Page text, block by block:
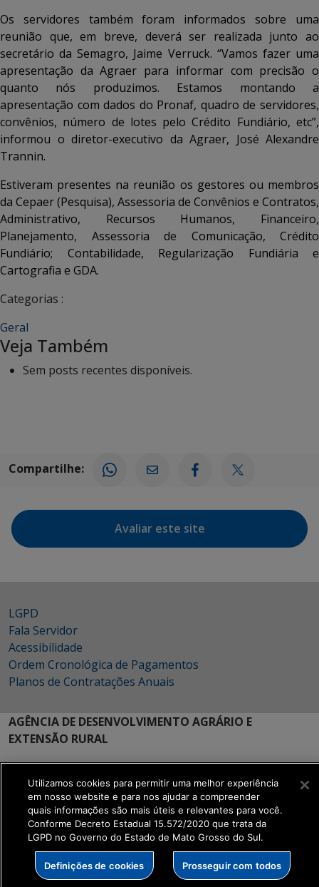
Os servidores também foram informados sobre uma
reunião que, em breve, deverá ser realizada junto ao
secretário da Semagro, Jaime Verruck. “Vamos fazer uma
apresentação da Agraer para informar com precisão o
quanto nós produzimos. Estamos montando a
apresentação com dados do Pronaf, quadro de servidores,
convênios, número de lotes pelo Crédito Fundiário, etc”,
informou o diretor-executivo da Agraer, José Alexandre
Trannin.
Estiveram presentes na reunião os gestores ou membros
da Cepaer (Pesquisa), Assessoria de Convênios e Contratos,
Administrativo, Recursos Humanos, Financeiro,
Planejamento, Assessoria de Comunicação, Crédito
Fundiário; Contabilidade, Regularização Fundiária e
Cartografia e GDA.
Categorias :
Geral
Veja Também
Sem posts recentes disponíveis.
Compartilhe:
Avaliar este site
LGPD
Fala Servidor
Acessibilidade
Ordem Cronológica de Pagamentos
Planos de Contratações Anuais
AGÊNCIA DE DESENVOLVIMENTO AGRÁRIO E
EXTENSÃO RURAL
Av. Des. José Nunes da Cunha S/N - Bloco 12
Parque dos Poderes - Campo Grande | MS
CEP: 79031-310
MAPA
Utilizamos cookies para permitir uma melhor experiência
em nosso website e para nos ajudar a compreender
quais informações são mais úteis e relevantes para você.
Conforme Decreto Estadual 15.572/2020 que trata da
LGPD no Governo do Estado de Mato Grosso do Sul.
Definições de cookies Prosseguir com todos